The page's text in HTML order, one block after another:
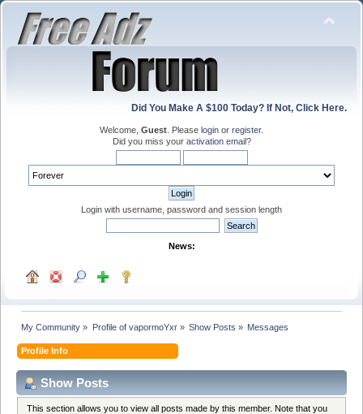
Did You Make A $100 Today? If Not, Click Here.
Welcome, Guest . Please login or register.
Did you miss your activation email?
Login with username, password and session length
News:
My Community » Profile of vapormoYxr» Show Posts » Messages
Profile Info
Show Posts
This section allows you to view all posts made by this member. Note that you